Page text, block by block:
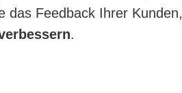
das Feedback Ihrer Kunden,
.